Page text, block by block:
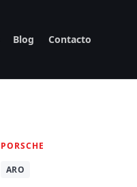
Blog Contacto
PORSCHE
ARO